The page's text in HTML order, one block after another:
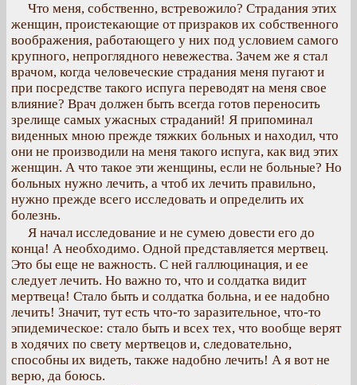
Что меня, собственно, встревожило? Страдания этих
женщин, проистекающие от призраков их собственного
воображения, работающего у них под условием самого
крупного, непроглядного невежества. Зачем же я стал
врачом, когда человеческие страдания меня пугают и
при посредстве такого испуга переводят на меня свое
влияние? Врач должен быть всегда готов переносить
зрелище самых ужасных страданий! Я припоминал
виденных мною прежде тяжких больных и находил, что
они не производили на меня такого испуга, как вид этих
женщин. А что такое эти женщины, если не больные? Но
больных нужно лечить, а чтоб их лечить правильно,
нужно прежде всего исследовать и определить их
болезнь.
Я начал исследование и не сумею довести его до
конца! А необходимо. Одной представляется мертвец.
Это бы еще не важность. С ней галлюцинация, и ее
следует лечить. Но важно то, что и солдатка видит
мертвеца! Стало быть и солдатка больна, и ее надобно
лечить! Значит, тут есть что-то заразительное, что-то
эпидемическое: стало быть и всех тех, что вообще верят
в ходячих по свету мертвецов и, следовательно,
способны их видеть, также надобно лечить! А я вот не
верю, да боюсь.